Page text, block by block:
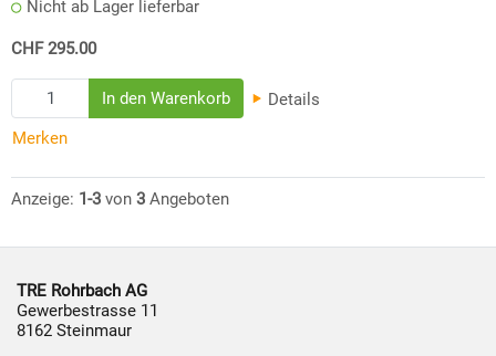
Nicht ab Lager lieferbar
CHF 295.00
Details
Merken
Anzeige: 1-3 von 3 Angeboten
TRE Rohrbach AG
Gewerbestrasse 11
8162 Steinmaur